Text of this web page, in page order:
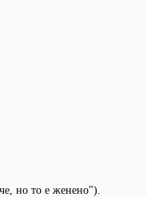
но то е женено").